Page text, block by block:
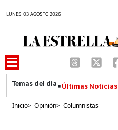
LUNES 03 AGOSTO 2026
Últimas Noticias
Inicio> Opinión> Columnistas